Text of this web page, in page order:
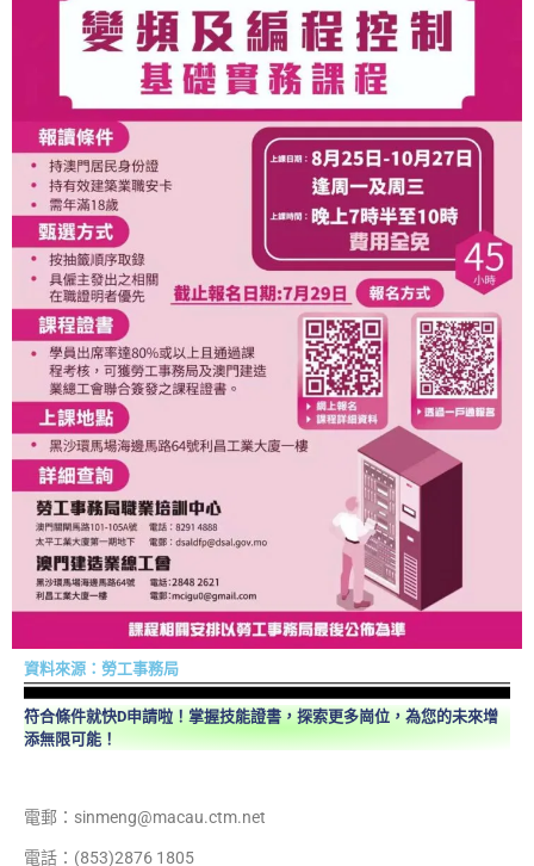
資料來源：勞工事務局
符合條件就快D申請啦！掌握技能證書，探索更多崗位，為您的未來增
添無限可能！
電郵：sinmeng@macau.ctm.net
電話：(853)2876 1805